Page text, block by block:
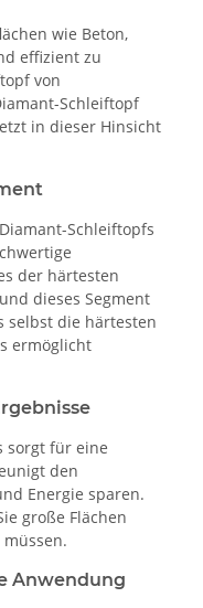
wie Beton,
effizient zu
von
Schleiftopf
in dieser Hinsicht
Schleiftopfs
der härtesten
dieses Segment
selbst die härtesten
ermöglicht
sorgt für eine
den
Energie sparen.
große Flächen
Anwendung